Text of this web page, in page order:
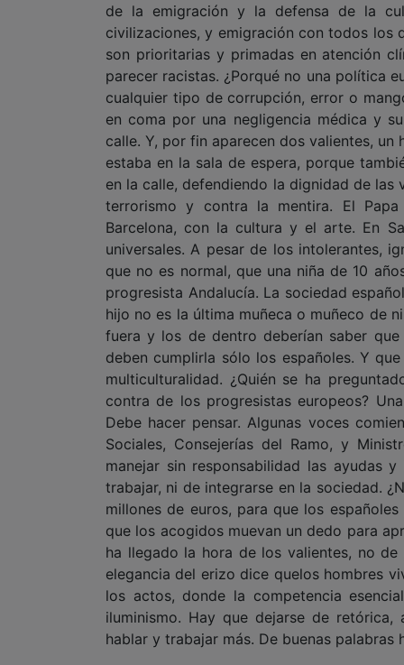
de la emigración y la defensa de la
civilizaciones, y emigración con todos los
son prioritarias y primadas en atención
parecer racistas. ¿Porqué no una política
cualquier tipo de corrupción, error o
en coma por una negligencia médica y
calle. Y, por fin aparecen dos valientes,
estaba en la sala de espera, porque
en la calle, defendiendo la dignidad de las
terrorismo y contra la mentira. El
Barcelona, con la cultura y el arte. En
universales. A pesar de los intolerantes,
que no es normal, que una niña de 10
progresista Andalucía. La sociedad
hijo no es la última muñeca o muñeco
fuera y los de dentro deberían saber que
deben cumplirla sólo los españoles. Y
multiculturalidad. ¿Quién se ha
contra de los progresistas europeos?
Debe hacer pensar. Algunas voces
Sociales, Consejerías del Ramo, y
manejar sin responsabilidad las ayudas
trabajar, ni de integrarse en la sociedad.
millones de euros, para que los
que los acogidos muevan un dedo para
ha llegado la hora de los valientes, no de
elegancia del erizo dice quelos
los actos, donde la competencia
iluminismo. Hay que dejarse de
hablar y trabajar más. De buenas palabras